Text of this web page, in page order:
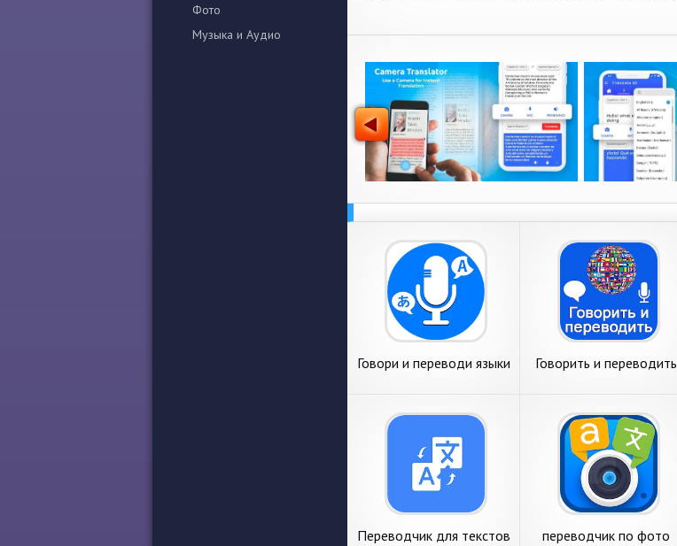
Фото
Музыка и Аудио
Говори и переводи языки
Говорить и переводить
Переводчик для текстов
переводчик по фото